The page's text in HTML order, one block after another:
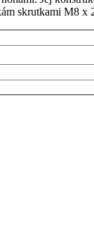
skrutkami M8 x